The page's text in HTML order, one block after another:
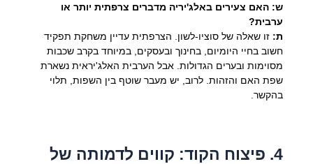
ש: האם צעירים באלג'יריה מדברים צרפתית יותר או
ערבית?
ת: זו שאלה של סוציו-לשון. הצרפתית עדיין משחקת תפקיד
חשוב בחיי היומיום, בחינוך ובעסקים, במיוחד בקרב שכבות
מסוימות ובערים הגדולות. אבל הערבית האלג'יראית נשארת
שפת האם והזהות. לרוב, יש מעבר שוטף בין השפות, תלוי
בהקשר.
4. פיצוח הקוד: קווים לדמותה של